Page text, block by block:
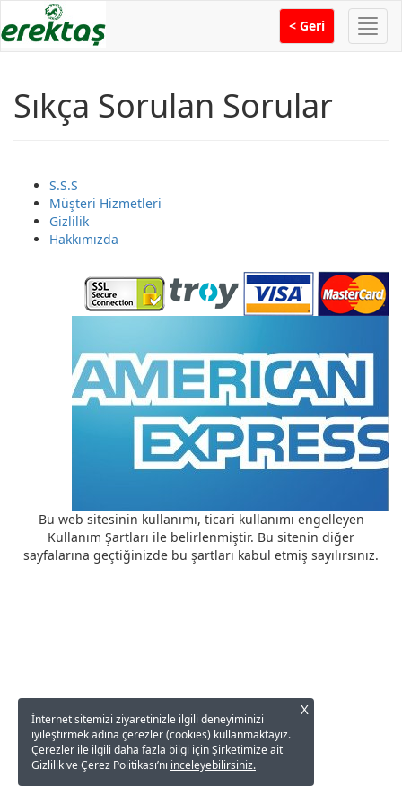
Menü
< Geri
Sıkça Sorulan Sorular
S.S.S
Müşteri Hizmetleri
Gizlilik
Hakkımızda
Bu web sitesinin kullanımı, ticari kullanımı engelleyen
Kullanım Şartları ile belirlenmiştir. Bu sitenin diğer
sayfalarına geçtiğinizde bu şartları kabul etmiş sayılırsınız.
X
İnternet sitemizi ziyaretinizle ilgili deneyiminizi
iyileştirmek adına çerezler (cookies) kullanmaktayız.
Çerezler ile ilgili daha fazla bilgi için Şirketimize ait
Gizlilik ve Çerez Politikası’nı inceleyebilirsiniz.